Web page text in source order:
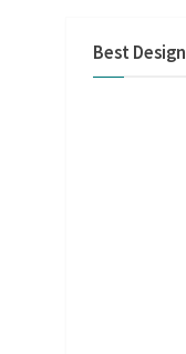
Best Design